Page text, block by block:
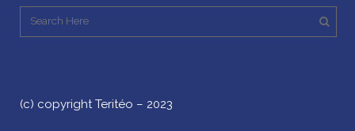
(c) copyright Teritéo – 2023